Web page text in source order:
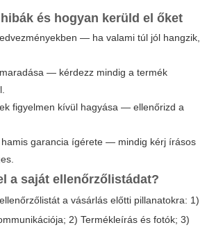
és hogyan kerüld el őket
— ha valami túl jól hangzik,
— kérdezz mindig a termék
figyelmen kívül hagyása — ellenőrizd a
garancia ígérete — mindig kérj írásos
a saját ellenőrzőlistádat?
a vásárlás előtti pillanatokra: 1)
2) Termékleírás és fotók; 3)